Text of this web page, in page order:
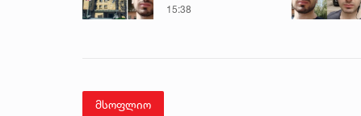
პროკურატურა
15:38
მსოფლიო